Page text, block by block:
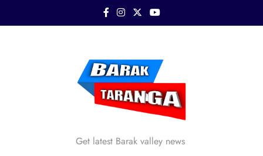
Barak Taranga
Get latest Barak valley news